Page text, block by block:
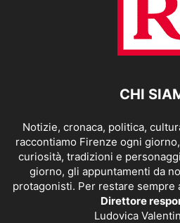
CHI
Notizie, cronaca, politica,
raccontiamo Firenze ogni
curiosità, tradizioni e
giorno, gli appuntamenti da
protagonisti. Per restare sempre
Direttore
Ludovica